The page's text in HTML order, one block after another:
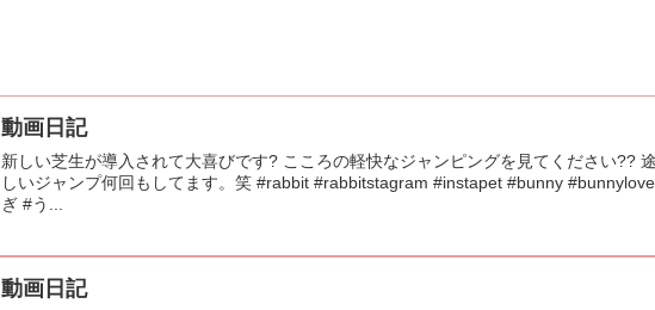
動画日記
新しい芝生が導入されて大喜びです? こころの軽快なジャンピングを見てください??
しいジャンプ何回もしてます。笑 #rabbit #rabbitstagram #instapet #bunny
ぎ #う...
動画日記